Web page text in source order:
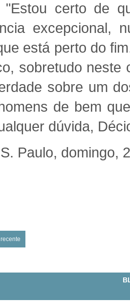
"Estou certo de
excepcional,
está perto do
sobretudo neste
sobre um
de bem
dúvida,
Paulo, domingo,